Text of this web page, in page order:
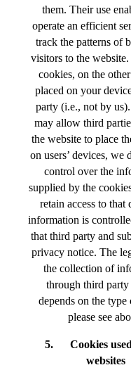
them. Their use
operate an efficient
track the patterns of
visitors to the
cookies, on the
placed on your
party (i.e., not by
may allow third
the website to place
on users’ devices, we
control over the
supplied by the
retain access to that
information is
that third party and
privacy notice. The
the collection of
through third party
depends on the type
please see
5. Cookies
websites